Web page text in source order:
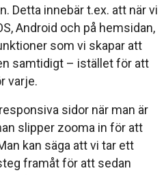
Detta innebär t.ex. att när vi
Android och på hemsidan,
som vi skapar att
samtidigt – istället för att
varje.
sidor när man är
slipper zooma in för att
kan säga att vi tar ett
framåt för att sedan